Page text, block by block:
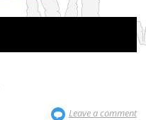
Leave a comment